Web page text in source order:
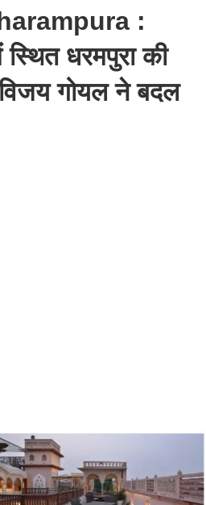
:
धरमपुरा की
गोयल ने बदल